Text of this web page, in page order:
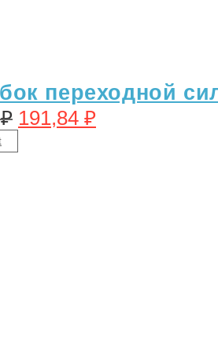
переходной
₽ 191,84 ₽